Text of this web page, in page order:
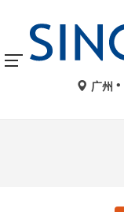
广州